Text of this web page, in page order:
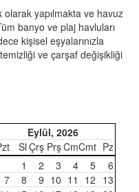
olarak yapılmakta ve havuz
banyo ve plaj havluları
kişisel eşyalarınızla
ve çarşaf değişikliği
Eylül, 2026
Sl Çrş PrşCmCmt Pz
1
2 3 4 5
6
7
8 9 10 11 12 13